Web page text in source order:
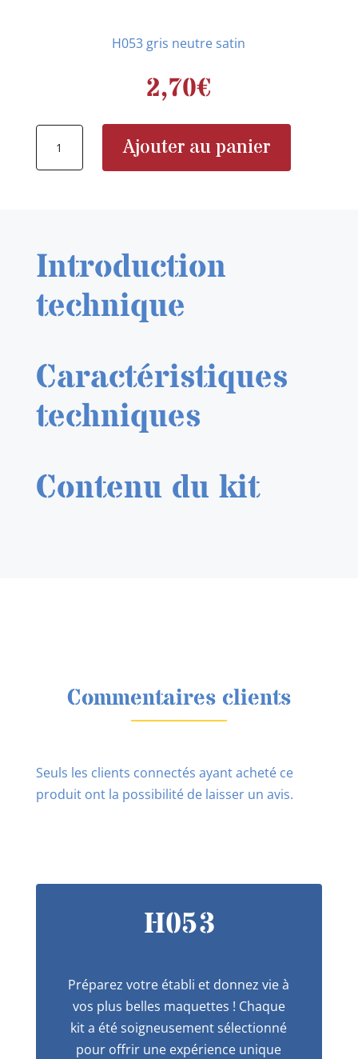
H053 gris neutre satin
2,70€
Ajouter au panier
Introduction
technique
Caractéristiques
techniques
Contenu du kit
Commentaires clients
Seuls les clients connectés ayant acheté ce
produit ont la possibilité de laisser un avis.
H053
Préparez votre établi et donnez vie à
vos plus belles maquettes ! Chaque
kit a été soigneusement sélectionné
pour offrir une expérience unique